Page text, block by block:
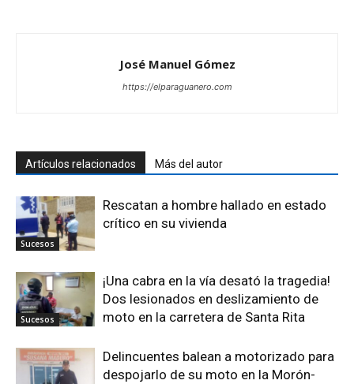
José Manuel Gómez
https://elparaguanero.com
Artículos relacionados Más del autor
Sucesos
Rescatan a hombre hallado en estado
crítico en su vivienda
Sucesos
¡Una cabra en la vía desató la tragedia!
Dos lesionados en deslizamiento de
moto en la carretera de Santa Rita
Delincuentes balean a motorizado para
despojarlo de su moto en la Morón-